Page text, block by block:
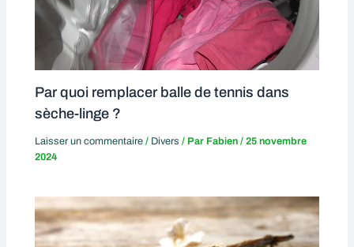
Par quoi remplacer balle de tennis dans
sèche-linge ?
Laisser un commentaire / Divers / Par Fabien/25 novembre
2024